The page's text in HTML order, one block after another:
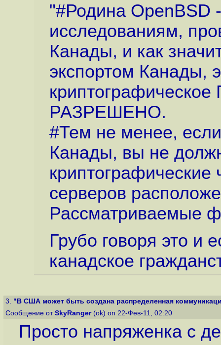
"#Родина OpenBSD
исследованиям,
Канады, и как
экспортом Канады,
РАЗРЕШЕНО.
#Тем не менее,
Канады, вы не
криптографические
серверов
Рассматриваемые
Грубо говоря это и
канадское
3. "В США может быть создана распределенная
Сообщение от SkyRanger(ok) on 22-Фев-11, 02:20
Просто напряженка с